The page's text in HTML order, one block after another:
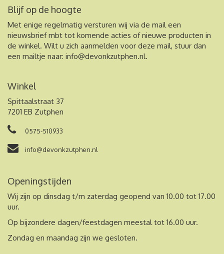
Blijf op de hoogte
Met enige regelmatig versturen wij via de mail een
nieuwsbrief mbt tot komende acties of nieuwe producten in
de winkel. Wilt u zich aanmelden voor deze mail, stuur dan
een mailtje naar: info@devonkzutphen.nl.
Winkel
Spittaalstraat 37
7201 EB Zutphen
0575-510933
info@devonkzutphen.nl
Openingstijden
Wij zijn op dinsdag t/m zaterdag geopend van 10.00 tot 17.00
uur.
Op bijzondere dagen/feestdagen meestal tot 16.00 uur.
Zondag en maandag zijn we gesloten.